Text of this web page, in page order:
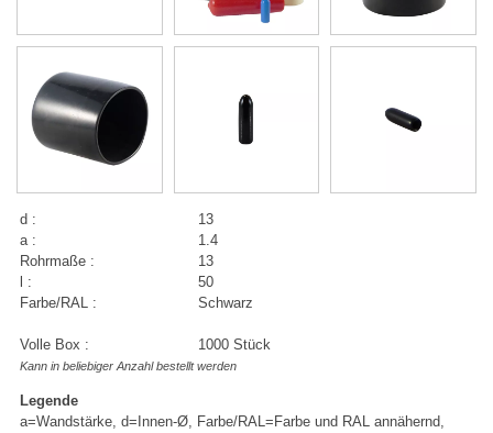
d :
13
a :
1.4
Rohrmaße :
13
l :
50
Farbe/RAL :
Schwarz
Volle Box : 1000 Stück
Kann in beliebiger Anzahl bestellt werden
Legende
a=Wandstärke, d=Innen-Ø, Farbe/RAL=Farbe und RAL annähernd,